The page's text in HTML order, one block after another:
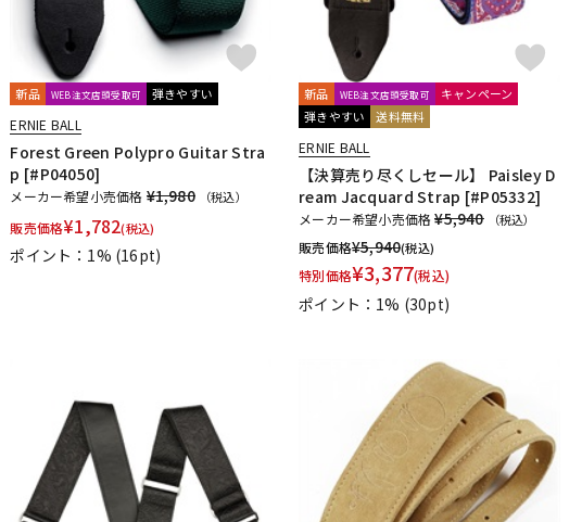
新品 WEB注文店頭受取可 弾きやすい
ERNIE BALL
Forest Green Polypro Guitar Stra
p [#P04050]
メーカー希望小売価格 ¥1,980 （税込）
販売価格¥1,782(税込)
ポイント：1% (16pt)
新品 WEB注文店頭受取可
キャンペーン
弾きやすい
送料無料
ERNIE BALL
【決算売り尽くしセール】 Paisley D
ream Jacquard Strap [#P05332]
メーカー希望小売価格¥5,940 （税込）
販売価格¥5,940(税込)
特別価格¥3,377(税込)
ポイント：1% (30pt)